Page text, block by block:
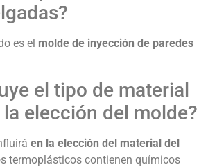
es el molde de inyección de paredes
el tipo de material
elección del molde?
en la elección del material del
termoplásticos contienen químicos